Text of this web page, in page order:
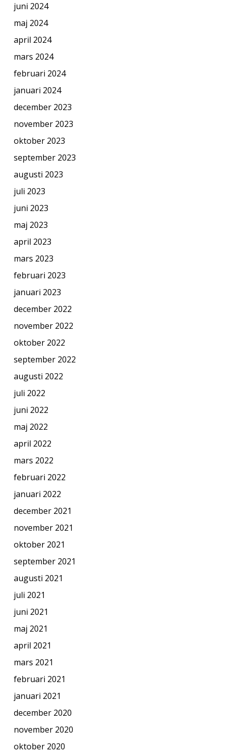
juni 2024
maj 2024
april 2024
mars 2024
februari 2024
januari 2024
december 2023
november 2023
oktober 2023
september 2023
augusti 2023
juli 2023
juni 2023
maj 2023
april 2023
mars 2023
februari 2023
januari 2023
december 2022
november 2022
oktober 2022
september 2022
augusti 2022
juli 2022
juni 2022
maj 2022
april 2022
mars 2022
februari 2022
januari 2022
december 2021
november 2021
oktober 2021
september 2021
augusti 2021
juli 2021
juni 2021
maj 2021
april 2021
mars 2021
februari 2021
januari 2021
december 2020
november 2020
oktober 2020